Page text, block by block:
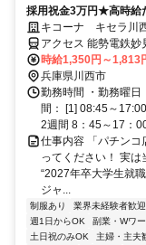
採用祝金3万円★高時給
up♪週2日～､1日3h～Ｏ
キコーナ キセラ川
アクセス 能勢電鉄
歩約10分、能勢電鉄
時給1,350円～1,813
兵庫県川西市
勤務時間 ・勤務曜日
間： [1] 08:45～
2週間 8：45～17：
仕事内容 「パチン
ってください！ 実
“2027年卒大学生就
ジャ...
制服あり 業界未経験者歓迎
週1日からOK
副業・Wワ
土日祝のみOK
主婦・主夫